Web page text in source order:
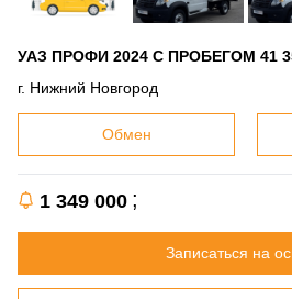
УАЗ ПРОФИ 2024 С ПРОБЕГОМ 41
г. Нижний Новгород
Обмен
1 349 000
Записаться на